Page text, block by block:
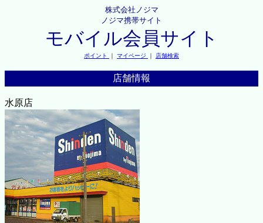
株式会社ノジマ
ノジマ携帯サイト
モバイル会員サイト
ポイント ｜ マイページ ｜ 店舗検索
店舗情報
水原店